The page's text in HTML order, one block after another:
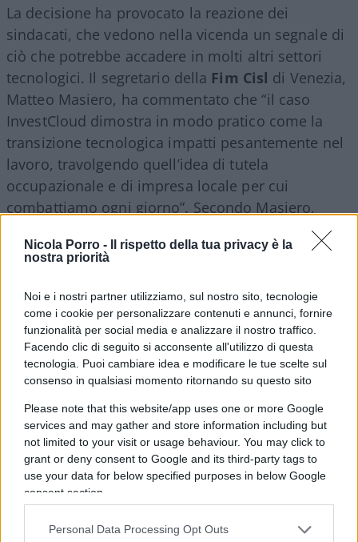
Nicola Porro -
Il rispetto della tua privacy è la
nostra priorità
Noi e i nostri partner utilizziamo, sul nostro sito, tecnologie
come i cookie per personalizzare contenuti e annunci, fornire
funzionalità per social media e analizzare il nostro traffico.
Facendo clic di seguito si acconsente all'utilizzo di questa
tecnologia. Puoi cambiare idea e modificare le tue scelte sul
consenso in qualsiasi momento ritornando su questo sito
Please note that this website/app uses one or more Google
services and may gather and store information including but
not limited to your visit or usage behaviour. You may click to
grant or deny consent to Google and its third-party tags to
use your data for below specified purposes in below Google
consent section.
Personal Data Processing Opt Outs
La decisione ha provocato la reazione dei
sindacati, che vedono nella vicenda un segnale di
ciò che potrebbe accadere in molti altri settori
tecnologici. Il segretario della Fim Cisl di Venezia,
Matteo Masiero, ha commentato che “il caso
InvestCloud dimostra in modo pratico come la
transizione tecnologica impatti pesantemente nel
lavoro, travolgendo quell’idea di tutela
occupazionale e di impresa locale per cui
combattiamo ogni giorno”. Secondo Masiero,
immateriali “i vincoli di spazio e tempo vengono
contrattuali, dal costo del lavoro alle protezioni
sociali”.
AncheCgil eFiomchiedono l’apertura di un
confronto istituzionale. I segretari veneziani
Daniele Giordano e Michele Valentini sostengono
che non si tratti solo di una riorganizzazione
aziendale ma di “un caso emblematico che
dimostra come l’intelligenza artificiale non sia
affatto neutra”. A loro avviso, la vicenda evidenzia
dall’Unione europea, che oggi produce una